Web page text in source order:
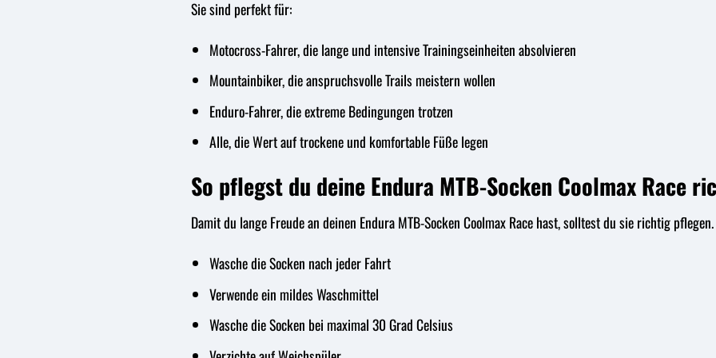
Sie sind perfekt für:
Motocross-Fahrer, die lange und intensive Trainingseinheiten absolvieren
Mountainbiker, die anspruchsvolle Trails meistern wollen
Enduro-Fahrer, die extreme Bedingungen trotzen
Alle, die Wert auf trockene und komfortable Füße legen
So pflegst du deine Endura MTB-Socken Coolmax Race
Damit du lange Freude an deinen Endura MTB-Socken Coolmax Race hast, solltest du sie richtig
Wasche die Socken nach jeder Fahrt
Verwende ein mildes Waschmittel
Wasche die Socken bei maximal 30 Grad Celsius